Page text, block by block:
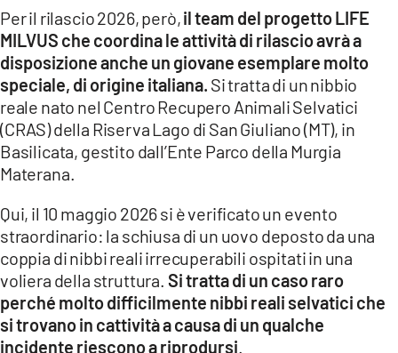
APPLE
Per il rilascio 2026, però,il team del progetto LIFE
MILVUS che coordina le attività di rilascio avrà a
disposizione anche un giovane esemplare molto
speciale, di origine italiana. Si tratta di un nibbio
reale nato nel Centro Recupero Animali Selvatici
(CRAS) della Riserva Lago di San Giuliano (MT), in
Basilicata, gestito dall’Ente Parco della Murgia
Materana.
Qui, il 10 maggio 2026 si è verificato un evento
straordinario: la schiusa di un uovo deposto da una
coppia di nibbi reali irrecuperabili ospitati in una
voliera della struttura. Si tratta di un caso raro
perché molto difficilmente nibbi reali selvatici che
si trovano in cattività a causa di un qualche
incidente riescono a riprodursi.